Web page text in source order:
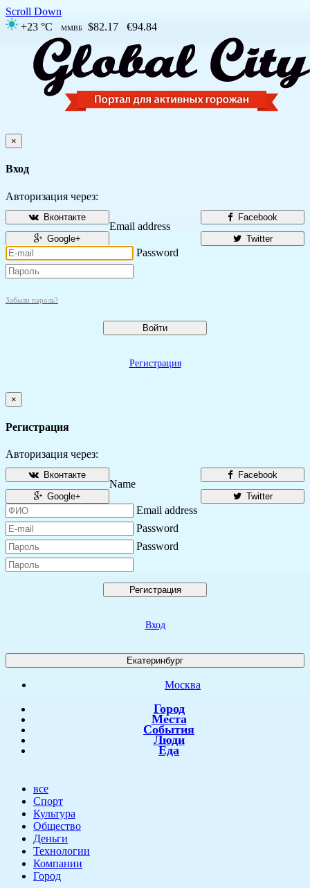
Scroll Down
+23 °C
ММВБ $82.17 €94.84
×
Вход
Авторизация через:
Facebook
Вконтакте
Twitter
Google+
Email address
Password
Забыли пароль?
Войти
Регистрация
×
Регистрация
Авторизация через:
Facebook
Вконтакте
Twitter
Google+
Name
Email address
Password
Password
Регистрация
Вход
Екатеринбург
Москва
Город
Места
События
Люди
Еда
все
Спорт
Культура
Общество
Деньги
Технологии
Компании
Город